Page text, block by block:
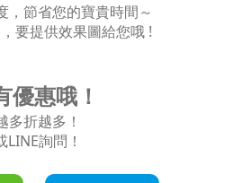
，節省您的寶貴時間～
要提供效果圖給您哦 !
優惠哦！
多折越多！
LINE詢問！